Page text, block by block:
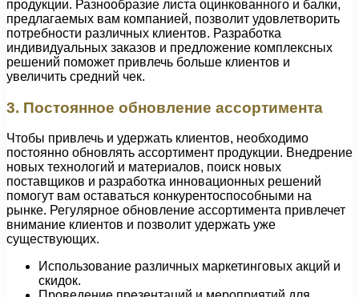
продукции. Разнообразие листа оцинкованного и балки,
предлагаемых вам компанией, позволит удовлетворить
потребности различных клиентов. Разработка
индивидуальных заказов и предложение комплексных
решений поможет привлечь больше клиентов и
увеличить средний чек.
3. Постоянное обновление ассортимента
Чтобы привлечь и удержать клиентов, необходимо
постоянно обновлять ассортимент продукции. Внедрение
новых технологий и материалов, поиск новых
поставщиков и разработка инновационных решений
помогут вам оставаться конкурентоспособными на
рынке. Регулярное обновление ассортимента привлечет
внимание клиентов и позволит удержать уже
существующих.
Использование различных маркетинговых акций и
скидок.